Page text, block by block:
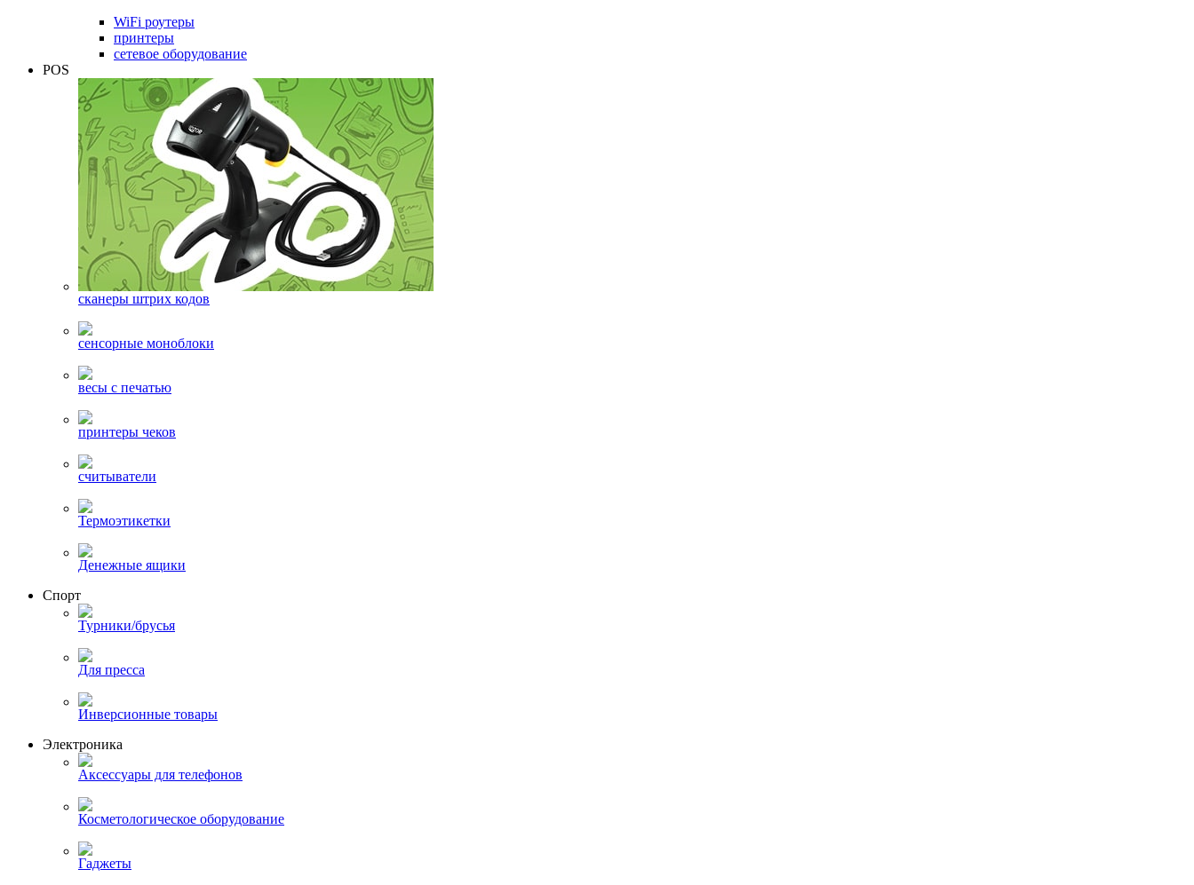
WiFi роутеры
принтеры
сетевое оборудование
POS
сканеры штрих кодов
сенсорные моноблоки
весы с печатью
принтеры чеков
считыватели
Термоэтикетки
Денежные ящики
Спорт
Турники/брусья
Для пресса
Инверсионные товары
Электроника
Аксессуары для телефонов
Косметологическое оборудование
Гаджеты